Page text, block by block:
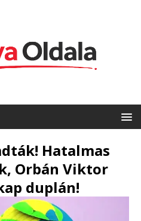
Hatalmas
Orbán Viktor
duplán!